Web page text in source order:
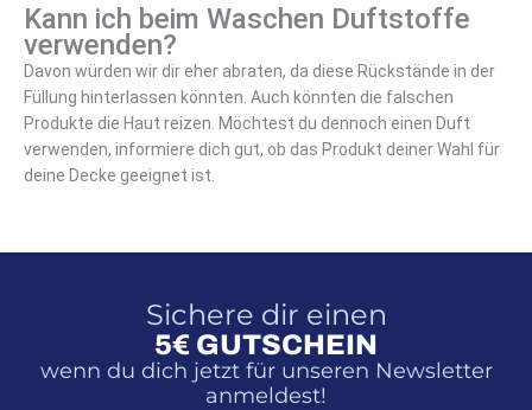
Kann ich beim Waschen Duftstoffe
verwenden?
Davon würden wir dir eher abraten, da diese Rückstände in der
Füllung hinterlassen könnten. Auch könnten die falschen
Produkte die Haut reizen. Möchtest du dennoch einen Duft
verwenden, informiere dich gut, ob das Produkt deiner Wahl für
deine Decke geeignet ist.
Sichere dir einen
5€ GUTSCHEIN
wenn du dich jetzt für unseren Newsletter
anmeldest!